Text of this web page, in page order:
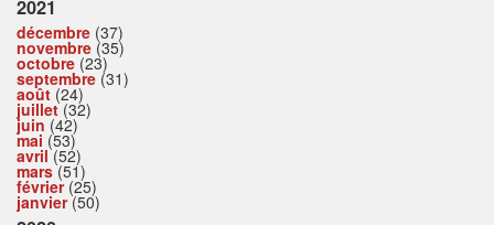
2021
décembre (37)
novembre (35)
octobre (23)
septembre (31)
août (24)
juillet(32)
juin (42)
mai (53)
avril(52)
mars(51)
février(25)
janvier(50)